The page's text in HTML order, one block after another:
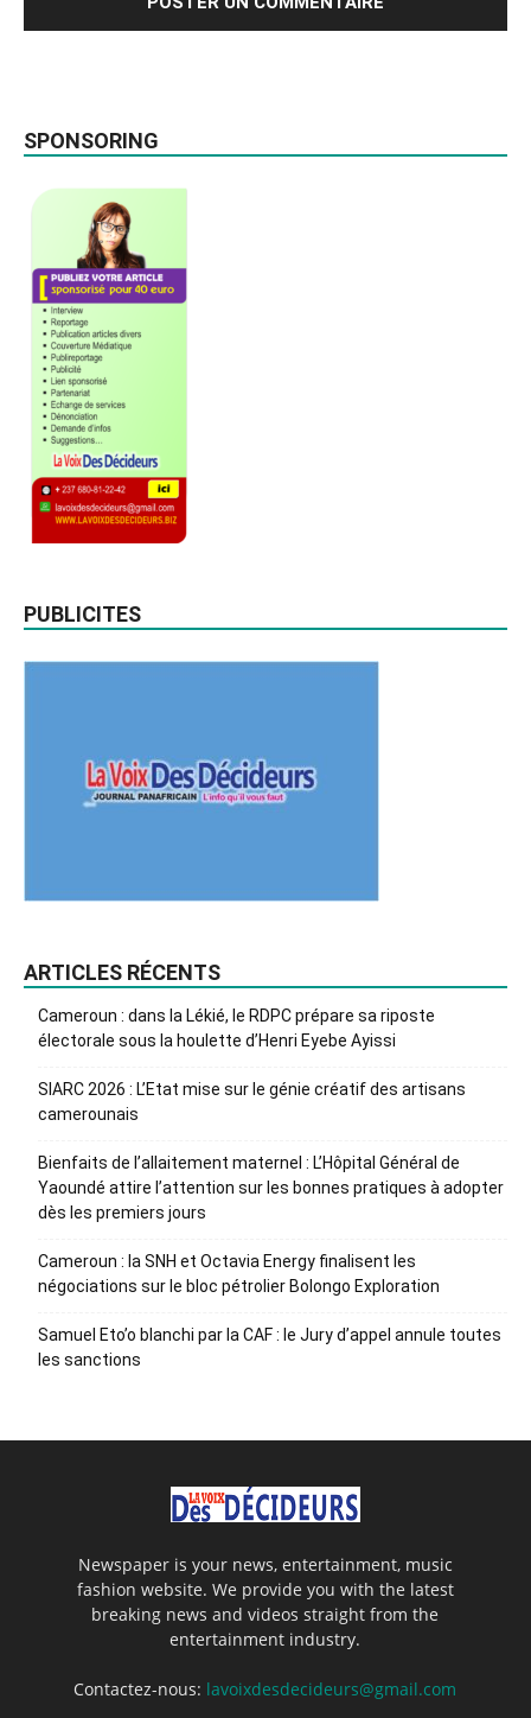
SPONSORING
PUBLICITES
ARTICLES RÉCENTS
Cameroun : dans la Lékié, le RDPC prépare sa riposte
électorale sous la houlette d’Henri Eyebe Ayissi
SIARC 2026 : L’Etat mise sur le génie créatif des artisans
camerounais
Bienfaits de l’allaitement maternel : L’Hôpital Général de
Yaoundé attire l’attention sur les bonnes pratiques à adopter
dès les premiers jours
Cameroun : la SNH et Octavia Energy finalisent les
négociations sur le bloc pétrolier Bolongo Exploration
Samuel Eto’o blanchi par la CAF : le Jury d’appel annule toutes
les sanctions
Newspaper is your news, entertainment, music
fashion website. We provide you with the latest
breaking news and videos straight from the
entertainment industry.
Contactez-nous: lavoixdesdecideurs@gmail.com